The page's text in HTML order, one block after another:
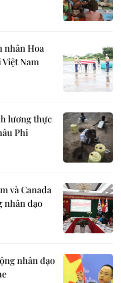
nhân Hoa
Nam
lương thực
Phi
và Canada
nhân đạo
nhân đạo